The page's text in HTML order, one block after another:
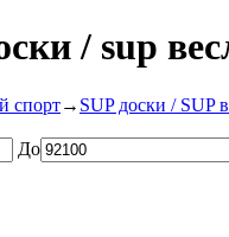
/ sup
спорт→ SUP доски / SUP
До